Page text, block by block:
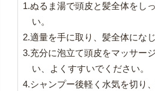
1.ぬるま湯で頭皮と髪全体をし
い。
2.適量を手に取り、髪全体になじ
3.充分に泡立て頭皮をマッサー
い、よくすすいでください。
4.シャンプー後軽く水気を切り